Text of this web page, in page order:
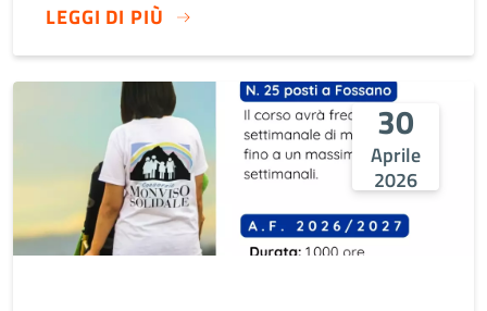
LEGGI DI PIÙ
30
Aprile
2026